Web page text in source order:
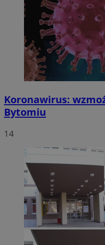
Koronawirus:
Bytomiu
14